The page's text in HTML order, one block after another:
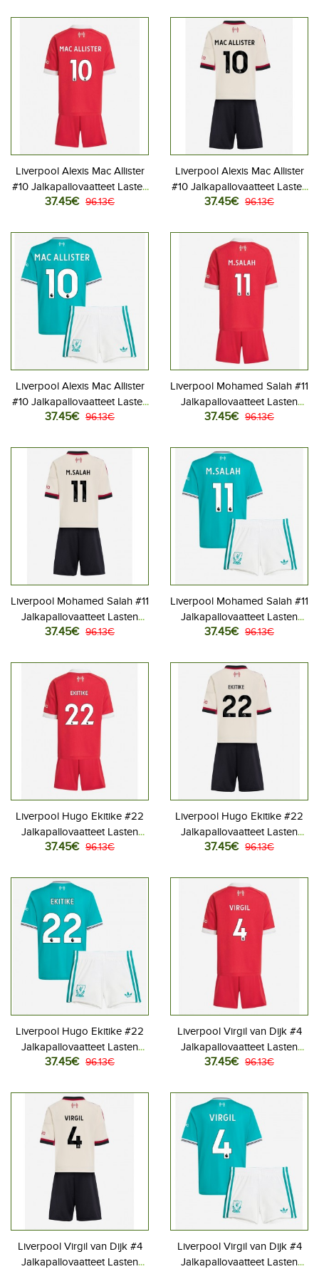
housut)
housut)
Liverpool Alexis Mac Allister
#10 Jalkapallovaatteet Lasten
Kotipeliasu 2025-26
housut)
37.45€ 96.13€
Liverpool Alexis Mac Allister
#10 Jalkapallovaatteet Lasten
Vieraspeliasu 2025-26
housut)
37.45€ 96.13€
Liverpool Alexis Mac Allister
#10 Jalkapallovaatteet Lasten
Kolmas peliasu 2025-26
housut)
37.45€ 96.13€
Liverpool Mohamed Salah #11
Jalkapallovaatteet Lasten
Kotipeliasu 2025-26
housut)
37.45€ 96.13€
Liverpool Mohamed Salah #11
Jalkapallovaatteet Lasten
Vieraspeliasu 2025-26
housut)
37.45€ 96.13€
Liverpool Mohamed Salah #11
Jalkapallovaatteet Lasten
Kolmas peliasu 2025-26
housut)
37.45€ 96.13€
Liverpool Hugo Ekitike #22
Jalkapallovaatteet Lasten
Kotipeliasu 2025-26
housut)
37.45€ 96.13€
Liverpool Hugo Ekitike #22
Jalkapallovaatteet Lasten
Vieraspeliasu 2025-26
housut)
37.45€ 96.13€
Liverpool Hugo Ekitike #22
Jalkapallovaatteet Lasten
Kolmas peliasu 2025-26
housut)
37.45€ 96.13€
Liverpool Virgil van Dijk #4
Jalkapallovaatteet Lasten
Kotipeliasu 2025-26
housut)
37.45€ 96.13€
Liverpool Virgil van Dijk #4
Jalkapallovaatteet Lasten
Liverpool Virgil van Dijk #4
Jalkapallovaatteet Lasten